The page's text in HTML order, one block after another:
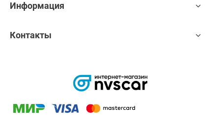
Информация
Контакты